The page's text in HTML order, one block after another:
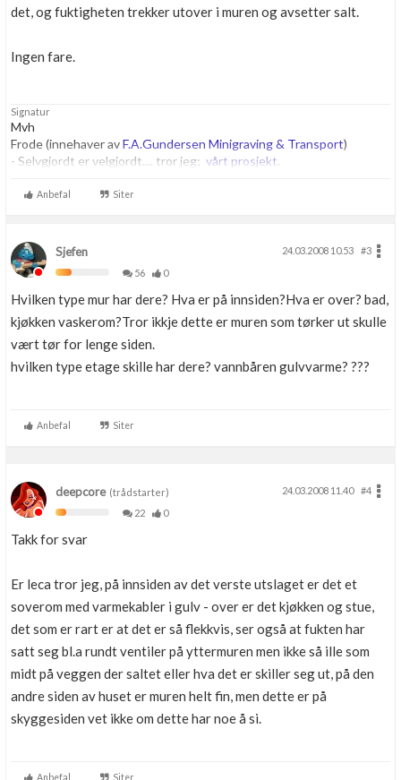
det, og fuktigheten trekker utover i muren og avsetter salt.
Ingen fare.
Signatur
Mvh
Frode (innehaver avF.A.Gundersen Minigraving & Transport)
- Selvgjordt er velgjordt.... tror jeg; vårt prosjekt.
Anbefal Siter
Sjefen 24.03.2008 10.53
#3
56
0
Hvilken type mur har dere? Hva er på innsiden?Hva er over? bad,
kjøkken vaskerom?Tror ikkje dette er muren som tørker ut skulle
vært tør for lenge siden.
hvilken type etage skille har dere? vannbåren gulvvarme? ???
Anbefal Siter
deepcore(trådstarter) 24.03.2008 11.40
#4
22
0
Takk for svar
Er leca tror jeg, på innsiden av det verste utslaget er det et
soverom med varmekabler i gulv - over er det kjøkken og stue,
det som er rart er at det er så flekkvis, ser også at fukten har
satt seg bl.a rundt ventiler på yttermuren men ikke så ille som
midt på veggen der saltet eller hva det er skiller seg ut, på den
andre siden av huset er muren helt fin, men dette er på
skyggesiden vet ikke om dette har noe å si.
Anbefal Siter